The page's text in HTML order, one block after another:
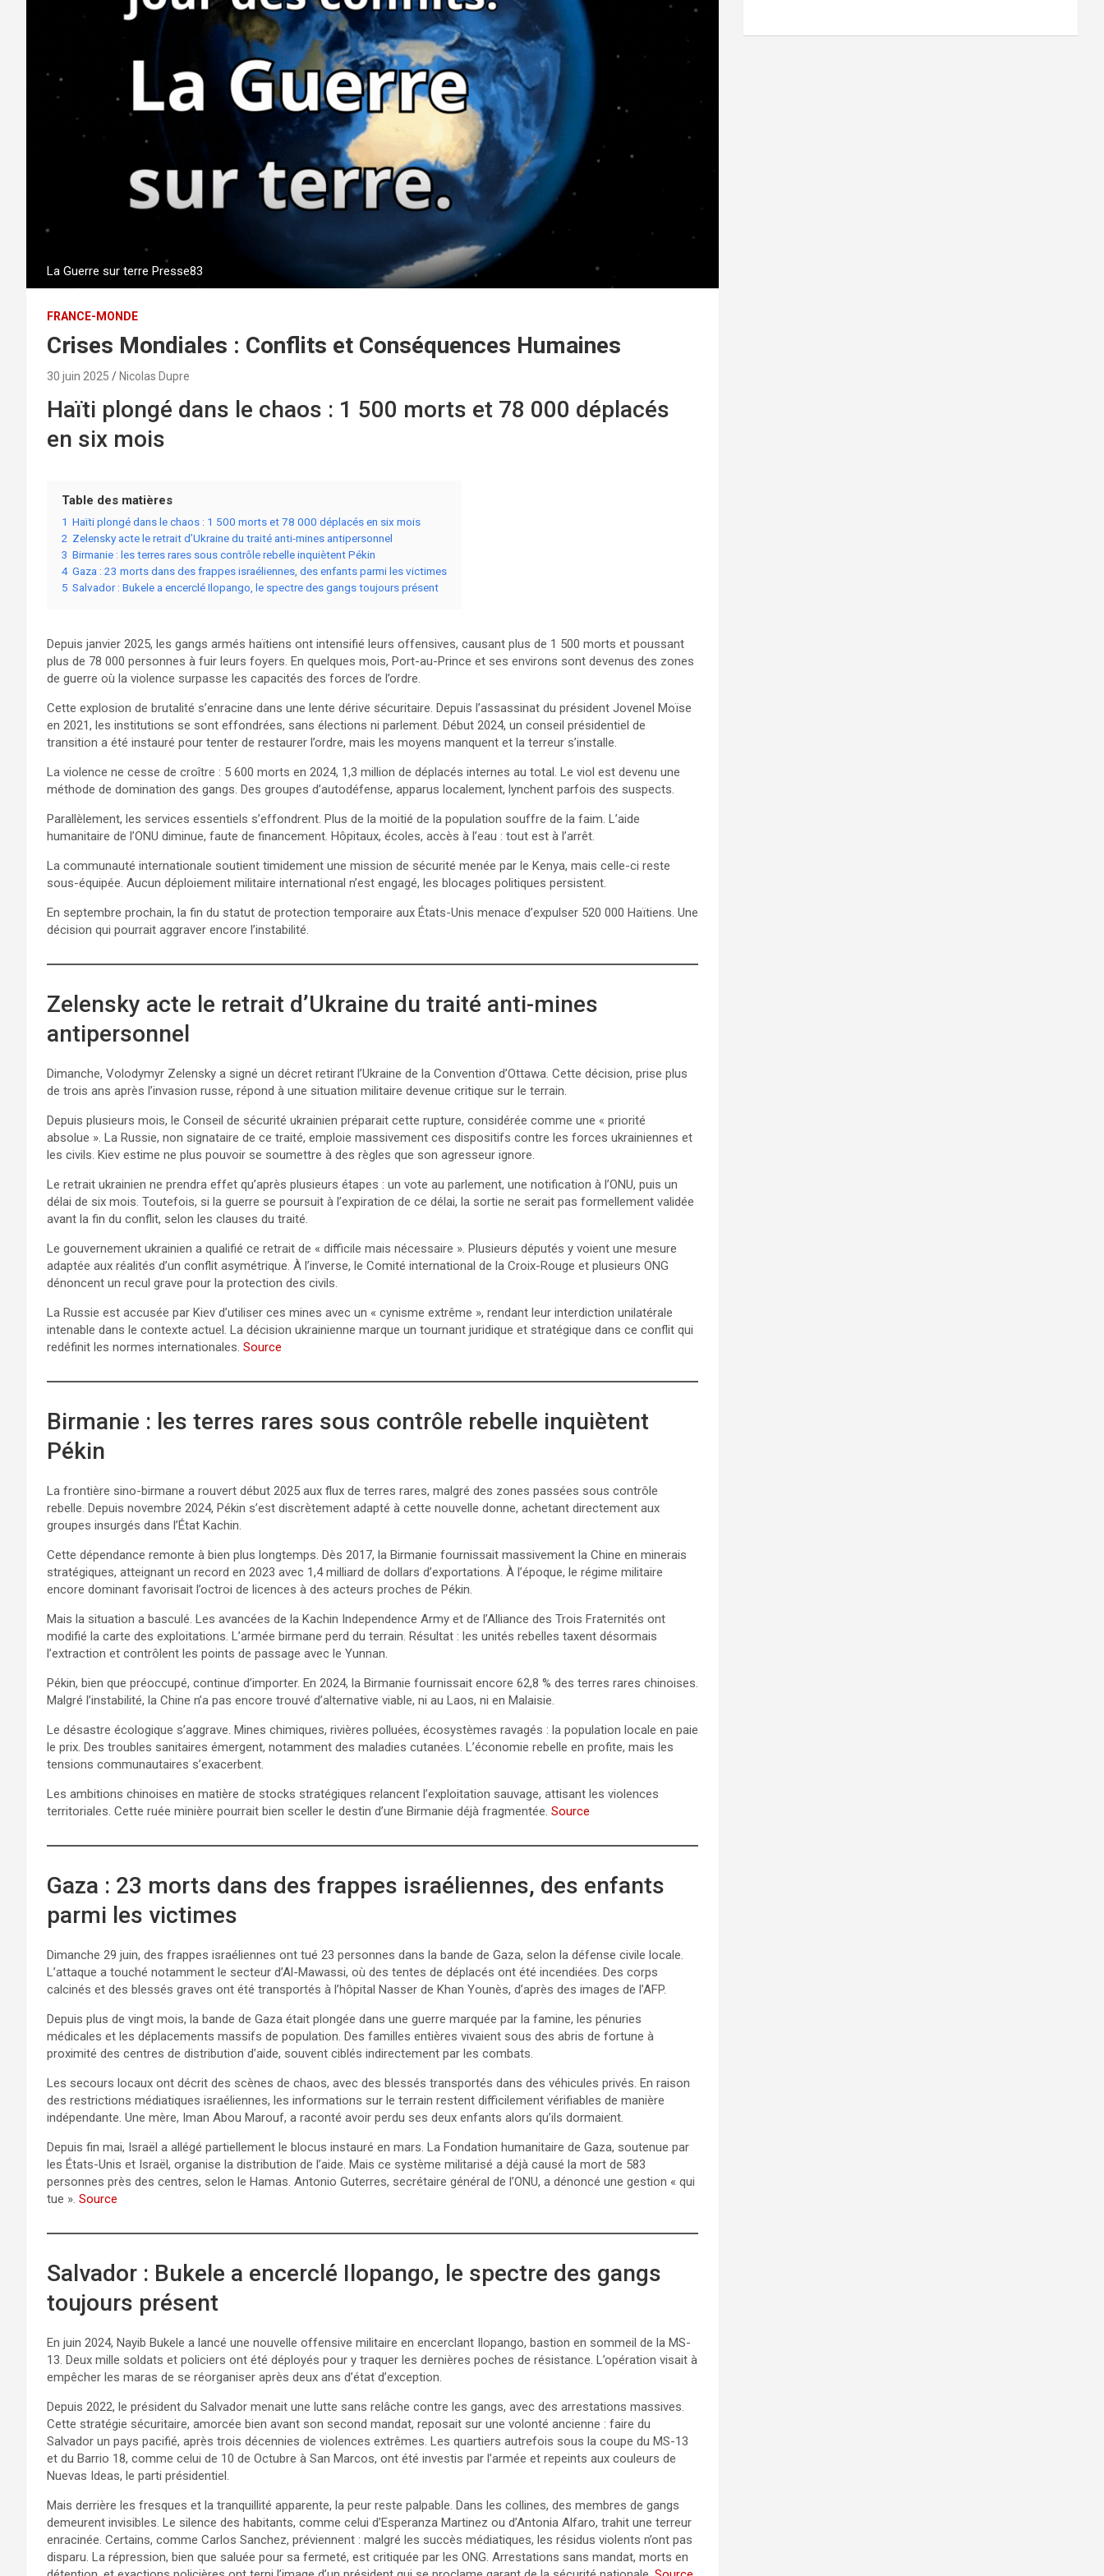
La Guerre sur terre Presse83
FRANCE-MONDE
Crises Mondiales : Conflits et Conséquences Humaines
30 juin 2025 Nicolas Dupre
Haïti plongé dans le chaos : 1 500 morts et 78 000 déplacés
en six mois
Table des matières
1 Haïti plongé dans le chaos : 1 500 morts et 78 000 déplacés en six mois
2 Zelensky acte le retrait d’Ukraine du traité anti-mines antipersonnel
3 Birmanie : les terres rares sous contrôle rebelle inquiètent Pékin
4 Gaza : 23 morts dans des frappes israéliennes, des enfants parmi les victimes
5 Salvador : Bukele a encerclé Ilopango, le spectre des gangs toujours présent
Depuis janvier 2025, les gangs armés haïtiens ont intensifié leurs offensives, causant plus de 1 500 morts et poussant
plus de 78 000 personnes à fuir leurs foyers. En quelques mois, Port-au-Prince et ses environs sont devenus des zones
de guerre où la violence surpasse les capacités des forces de l’ordre.
Cette explosion de brutalité s’enracine dans une lente dérive sécuritaire. Depuis l’assassinat du président Jovenel Moïse
en 2021, les institutions se sont effondrées, sans élections ni parlement. Début 2024, un conseil présidentiel de
transition a été instauré pour tenter de restaurer l’ordre, mais les moyens manquent et la terreur s’installe.
La violence ne cesse de croître : 5 600 morts en 2024, 1,3 million de déplacés internes au total. Le viol est devenu une
méthode de domination des gangs. Des groupes d’autodéfense, apparus localement, lynchent parfois des suspects.
Parallèlement, les services essentiels s’effondrent. Plus de la moitié de la population souffre de la faim. L’aide
humanitaire de l’ONU diminue, faute de financement. Hôpitaux, écoles, accès à l’eau : tout est à l’arrêt.
La communauté internationale soutient timidement une mission de sécurité menée par le Kenya, mais celle-ci reste
sous-équipée. Aucun déploiement militaire international n’est engagé, les blocages politiques persistent.
En septembre prochain, la fin du statut de protection temporaire aux États-Unis menace d’expulser 520 000 Haïtiens. Une
décision qui pourrait aggraver encore l’instabilité.
Zelensky acte le retrait d’Ukraine du traité anti-mines
antipersonnel
Dimanche, Volodymyr Zelensky a signé un décret retirant l’Ukraine de la Convention d’Ottawa. Cette décision, prise plus
de trois ans après l’invasion russe, répond à une situation militaire devenue critique sur le terrain.
Depuis plusieurs mois, le Conseil de sécurité ukrainien préparait cette rupture, considérée comme une « priorité
absolue ». La Russie, non signataire de ce traité, emploie massivement ces dispositifs contre les forces ukrainiennes et
les civils. Kiev estime ne plus pouvoir se soumettre à des règles que son agresseur ignore.
Le retrait ukrainien ne prendra effet qu’après plusieurs étapes : un vote au parlement, une notification à l’ONU, puis un
délai de six mois. Toutefois, si la guerre se poursuit à l’expiration de ce délai, la sortie ne serait pas formellement validée
avant la fin du conflit, selon les clauses du traité.
Le gouvernement ukrainien a qualifié ce retrait de « difficile mais nécessaire ». Plusieurs députés y voient une mesure
adaptée aux réalités d’un conflit asymétrique. À l’inverse, le Comité international de la Croix-Rouge et plusieurs ONG
dénoncent un recul grave pour la protection des civils.
La Russie est accusée par Kiev d’utiliser ces mines avec un « cynisme extrême », rendant leur interdiction unilatérale
intenable dans le contexte actuel. La décision ukrainienne marque un tournant juridique et stratégique dans ce conflit qui
redéfinit les normes internationales. Source
Birmanie : les terres rares sous contrôle rebelle inquiètent
Pékin
La frontière sino-birmane a rouvert début 2025 aux flux de terres rares, malgré des zones passées sous contrôle
rebelle. Depuis novembre 2024, Pékin s’est discrètement adapté à cette nouvelle donne, achetant directement aux
groupes insurgés dans l’État Kachin.
Cette dépendance remonte à bien plus longtemps. Dès 2017, la Birmanie fournissait massivement la Chine en minerais
stratégiques, atteignant un record en 2023 avec 1,4 milliard de dollars d’exportations. À l’époque, le régime militaire
encore dominant favorisait l’octroi de licences à des acteurs proches de Pékin.
Mais la situation a basculé. Les avancées de la Kachin Independence Army et de l’Alliance des Trois Fraternités ont
modifié la carte des exploitations. L’armée birmane perd du terrain. Résultat : les unités rebelles taxent désormais
l’extraction et contrôlent les points de passage avec le Yunnan.
Pékin, bien que préoccupé, continue d’importer. En 2024, la Birmanie fournissait encore 62,8 % des terres rares chinoises.
Malgré l’instabilité, la Chine n’a pas encore trouvé d’alternative viable, ni au Laos, ni en Malaisie.
Le désastre écologique s’aggrave. Mines chimiques, rivières polluées, écosystèmes ravagés : la population locale en paie
le prix. Des troubles sanitaires émergent, notamment des maladies cutanées. L’économie rebelle en profite, mais les
tensions communautaires s’exacerbent.
Les ambitions chinoises en matière de stocks stratégiques relancent l’exploitation sauvage, attisant les violences
territoriales. Cette ruée minière pourrait bien sceller le destin d’une Birmanie déjà fragmentée. Source
Gaza : 23 morts dans des frappes israéliennes, des enfants
parmi les victimes
Dimanche 29 juin, des frappes israéliennes ont tué 23 personnes dans la bande de Gaza, selon la défense civile locale.
L’attaque a touché notamment le secteur d’Al-Mawassi, où des tentes de déplacés ont été incendiées. Des corps
calcinés et des blessés graves ont été transportés à l’hôpital Nasser de Khan Younès, d’après des images de l’AFP.
Depuis plus de vingt mois, la bande de Gaza était plongée dans une guerre marquée par la famine, les pénuries
médicales et les déplacements massifs de population. Des familles entières vivaient sous des abris de fortune à
proximité des centres de distribution d’aide, souvent ciblés indirectement par les combats.
Les secours locaux ont décrit des scènes de chaos, avec des blessés transportés dans des véhicules privés. En raison
des restrictions médiatiques israéliennes, les informations sur le terrain restent difficilement vérifiables de manière
indépendante. Une mère, Iman Abou Marouf, a raconté avoir perdu ses deux enfants alors qu’ils dormaient.
Depuis fin mai, Israël a allégé partiellement le blocus instauré en mars. La Fondation humanitaire de Gaza, soutenue par
les États-Unis et Israël, organise la distribution de l’aide. Mais ce système militarisé a déjà causé la mort de 583
personnes près des centres, selon le Hamas. Antonio Guterres, secrétaire général de l’ONU, a dénoncé une gestion « qui
tue ». Source
Salvador : Bukele a encerclé Ilopango, le spectre des gangs
toujours présent
En juin 2024, Nayib Bukele a lancé une nouvelle offensive militaire en encerclant Ilopango, bastion en sommeil de la MS-
13. Deux mille soldats et policiers ont été déployés pour y traquer les dernières poches de résistance. L’opération visait à
empêcher les maras de se réorganiser après deux ans d’état d’exception.
Depuis 2022, le président du Salvador menait une lutte sans relâche contre les gangs, avec des arrestations massives.
Cette stratégie sécuritaire, amorcée bien avant son second mandat, reposait sur une volonté ancienne : faire du
Salvador un pays pacifié, après trois décennies de violences extrêmes. Les quartiers autrefois sous la coupe du MS-13
et du Barrio 18, comme celui de 10 de Octubre à San Marcos, ont été investis par l’armée et repeints aux couleurs de
Nuevas Ideas, le parti présidentiel.
Mais derrière les fresques et la tranquillité apparente, la peur reste palpable. Dans les collines, des membres de gangs
demeurent invisibles. Le silence des habitants, comme celui d’Esperanza Martinez ou d’Antonia Alfaro, trahit une terreur
enracinée. Certains, comme Carlos Sanchez, préviennent : malgré les succès médiatiques, les résidus violents n’ont pas
disparu. La répression, bien que saluée pour sa fermeté, est critiquée par les ONG. Arrestations sans mandat, morts en